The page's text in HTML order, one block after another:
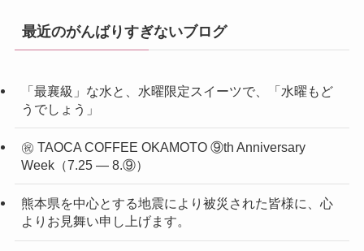
最近のがんばりすぎないブログ
「最襄級」な水と、水曜限定スイーツで、「水曜もど
うでしょう」
㊗ TAOCA COFFEE OKAMOTO ⑨th Anniversary
Week（7.25 ― 8.⑨）
熊本県を中心とする地震により被災された皆様に、心
よりお見舞い申し上げます。